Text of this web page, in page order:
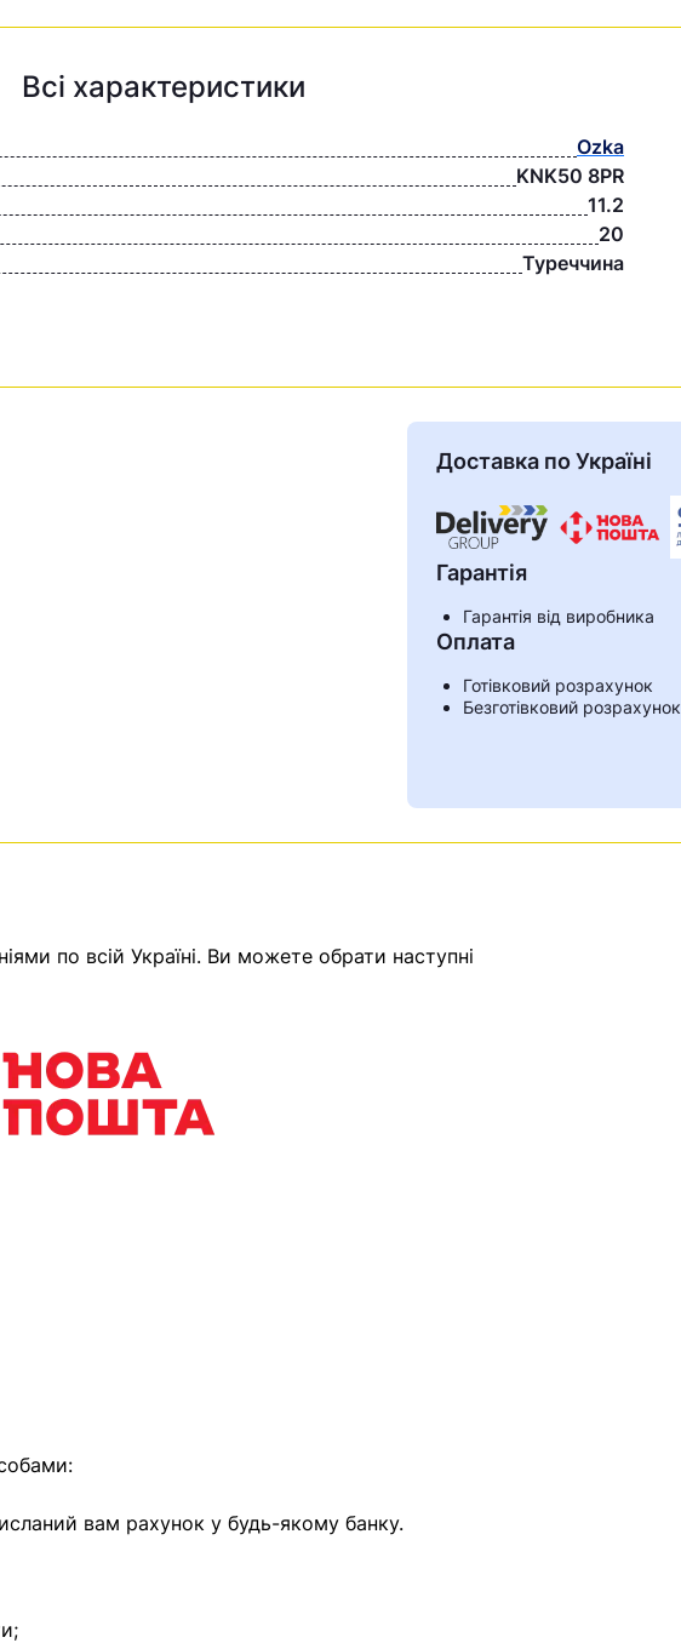
надіслано.
зв’яжеться з вами
часом
Всі характеристики
Ozka
KNK50 8PR
11.2
20
Туреччина
Доставка по Україні
Гарантія
Гарантія від виробника
Оплата
Готівковий розрахунок
Безготівковий розрахунок
по всій Україні. Ви можете обрати наступні
вам рахунок у будь-якому банку.